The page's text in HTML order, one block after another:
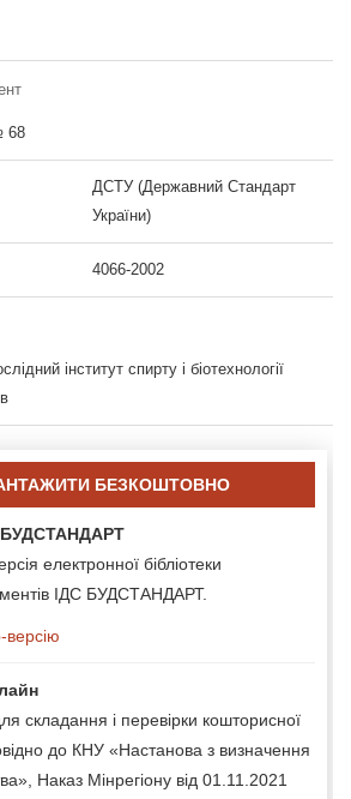
68
ДСТУ (Державний Стандарт
України)
4066-2002
інститут спирту і біотехнології
БЕЗКОШТОВНО
БУДСТАНДАРТ
електронної бібліотеки
ІДС БУДСТАНДАРТ.
складання і перевірки кошторисної
до КНУ «Настанова з визначення
Наказ Мінрегіону від 01.11.2021